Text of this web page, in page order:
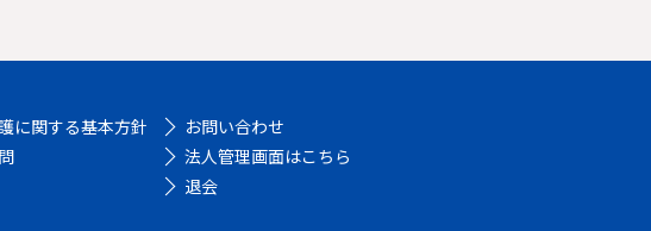
に関する基本方針
お問い合わせ
法人管理画面はこちら
退会